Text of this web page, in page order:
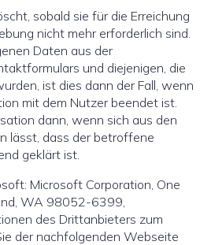
sobald sie für die Erreichung
nicht mehr erforderlich sind.
Daten aus der
und diejenigen, die
ist dies dann der Fall, wenn
mit dem Nutzer beendet ist.
dann, wenn sich aus den
lässt, dass der betroffene
geklärt ist.
Microsoft Corporation, One
WA 98052-6399,
des Drittanbieters zum
der nachfolgenden Webseite